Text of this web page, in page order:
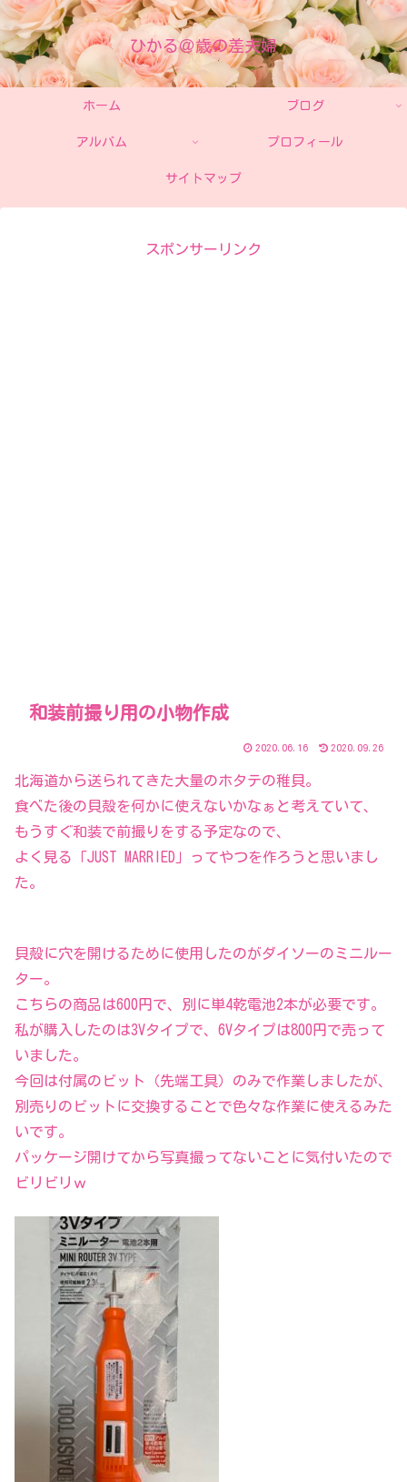
ひかる＠歳の差夫婦
ホーム ブログ
アルバム プロフィール
サイトマップ
スポンサーリンク
和装前撮り用の小物作成
2020.06.16 2020.09.26
北海道から送られてきた大量のホタテの稚貝。
食べた後の貝殻を何かに使えないかなぁと考えていて、
もうすぐ和装で前撮りをする予定なので、
よく見る「JUST MARRIED」ってやつを作ろうと思いまし
た。
貝殻に穴を開けるために使用したのがダイソーのミニルー
ター。
こちらの商品は600円で、別に単4乾電池2本が必要です。
私が購入したのは3Vタイプで、6Vタイプは800円で売って
いました。
今回は付属のビット（先端工具）のみで作業しましたが、
別売りのビットに交換することで色々な作業に使えるみた
いです。
パッケージ開けてから写真撮ってないことに気付いたので
ビリビリｗ